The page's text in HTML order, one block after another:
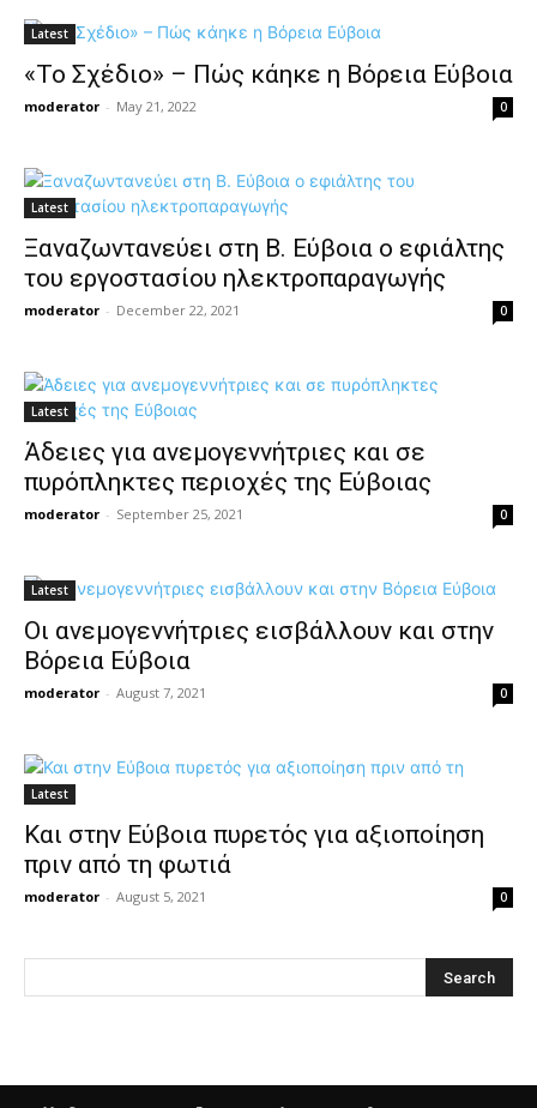
Latest
«Το Σχέδιο» – Πώς κάηκε η Βόρεια Εύβοια
moderator - May 21, 2022 0
Latest
Ξαναζωντανεύει στη Β. Εύβοια ο εφιάλτης
του εργοστασίου ηλεκτροπαραγωγής
moderator - December 22, 2021 0
Latest
Άδειες για ανεμογεννήτριες και σε
πυρόπληκτες περιοχές της Εύβοιας
moderator - September 25, 2021 0
Latest
Οι ανεμογεννήτριες εισβάλλουν και στην
Βόρεια Εύβοια
moderator - August 7, 2021 0
Latest
Και στην Εύβοια πυρετός για αξιοποίηση
πριν από τη φωτιά
moderator - August 5, 2021 0